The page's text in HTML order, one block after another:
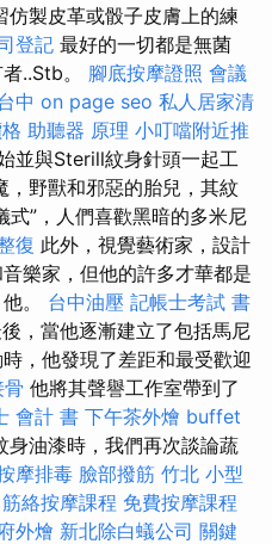
仿製皮革或骰子皮膚上的練
登記 最好的一切都是無菌
..Stb。 腳底按摩證照 會議
中 on page seo 私人居家清
助聽器 原理 小叮噹附近推
並與Sterill紋身針頭一起工
野獸和邪惡的胎兒，其紋
式”，人們喜歡黑暗的多米尼
復 此外，視覺藝術家，設計
樂家，但他的許多才華都是
。 台中油壓 記帳士考試 書
，當他逐漸建立了包括馬尼
，他發現了差距和最受歡迎
骨 他將其聲譽工作室帶到了
會計 書 下午茶外燴 buffet
身油漆時，我們再次談論蔬
摩排毒 臉部撥筋 竹北 小型
筋絡按摩課程 免費按摩課程
外燴 新北除白蟻公司 關鍵